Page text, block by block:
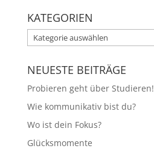
KATEGORIEN
Kategorien
NEUESTE BEITRÄGE
Probieren geht über Studieren!
Wie kommunikativ bist du?
Wo ist dein Fokus?
Glücksmomente